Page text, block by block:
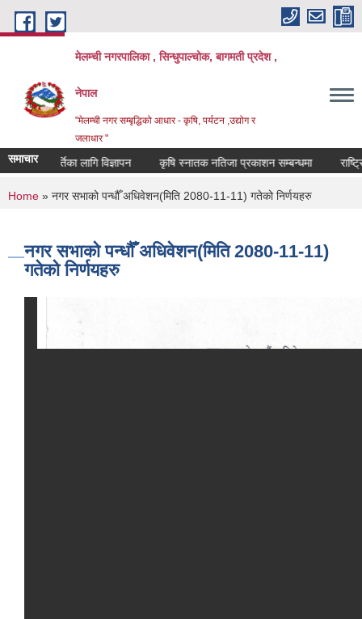
Skip to main content
मेलम्ची नगरपालिका , सिन्धुपाल्चोक, बागमती प्रदेश ,
नेपाल
"मेलम्ची नगर सम्बृद्धिको आधार - कृषि, पर्यटन ,उद्योग र
जलाधार "
समाचार
पदपूर्तिका लागि विज्ञापन कृषि स्नातक नतिजा प्रकाशन सम्बन्धमा
You are here
Home » नगर सभाको पन्धौँ अधिवेशन(मिति 2080-11-11) गतेको निर्णयहरु
नगर सभाको पन्धौँ अधिवेशन(मिति 2080-11-11)
गतेको निर्णयहरु